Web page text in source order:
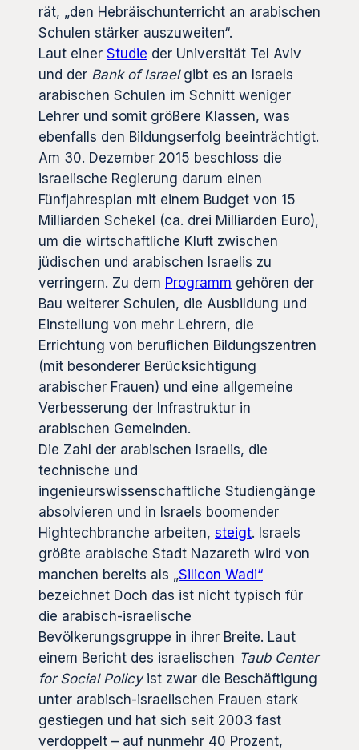
rät, „den Hebräischunterricht an arabischen
Schulen stärker auszuweiten“.
Laut einer Studie der Universität Tel Aviv
und der Bank of Israelgibt es an Israels
arabischen Schulen im Schnitt weniger
Lehrer und somit größere Klassen, was
ebenfalls den Bildungserfolg beeinträchtigt.
Am 30. Dezember 2015 beschloss die
israelische Regierung darum einen
Fünfjahresplan mit einem Budget von 15
Milliarden Schekel (ca. drei Milliarden Euro),
um die wirtschaftliche Kluft zwischen
jüdischen und arabischen Israelis zu
verringern. Zu dem Programm gehören der
Bau weiterer Schulen, die Ausbildung und
Einstellung von mehr Lehrern, die
Errichtung von beruflichen Bildungszentren
(mit besonderer Berücksichtigung
arabischer Frauen) und eine allgemeine
Verbesserung der Infrastruktur in
arabischen Gemeinden.
Die Zahl der arabischen Israelis, die
technische und
ingenieurswissenschaftliche Studiengänge
absolvieren und in Israels boomender
Hightechbranche arbeiten, steigt. Israels
größte arabische Stadt Nazareth wird von
manchen bereits als „Silicon Wadi“
bezeichnet Doch das ist nicht typisch für
die arabisch-israelische
Bevölkerungsgruppe in ihrer Breite. Laut
einem Bericht des israelischen Taub Center
for Social Policyist zwar die Beschäftigung
unter arabisch-israelischen Frauen stark
gestiegen und hat sich seit 2003 fast
verdoppelt – auf nunmehr 40 Prozent,